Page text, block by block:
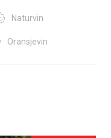
Naturvin
Oransjevin